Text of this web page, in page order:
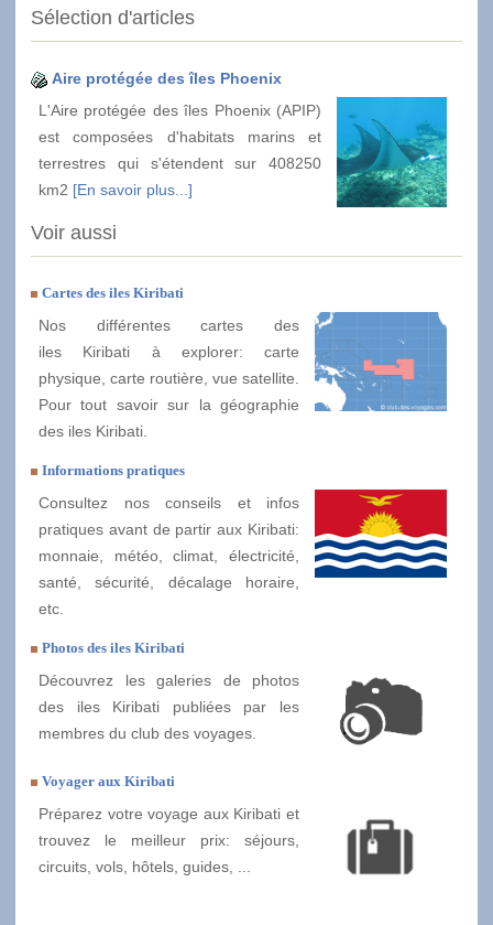
Sélection d'articles
Aire protégée des îles Phoenix
L'Aire protégée des îles Phoenix (APIP)
est composées d'habitats marins et
terrestres qui s'étendent sur 408250
km2 [En savoir plus...]
Voir aussi
Cartes des iles Kiribati
Nos différentes cartes des
iles Kiribati à explorer: carte
physique, carte routière, vue satellite.
Pour tout savoir sur la géographie
des iles Kiribati.
Informations pratiques
Consultez nos conseils et infos
pratiques avant de partir aux Kiribati:
monnaie, météo, climat, électricité,
santé, sécurité, décalage horaire,
etc.
Photos des iles Kiribati
Découvrez les galeries de photos
des iles Kiribati publiées par les
membres du club des voyages.
Voyager aux Kiribati
Préparez votre voyage aux Kiribati et
trouvez le meilleur prix: séjours,
circuits, vols, hôtels, guides, ...